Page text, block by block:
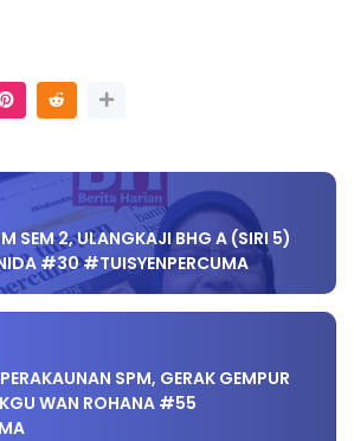
SEM 2, ULANGKAJI BHG A (SIRI 5)
#30 #TUISYENPERCUMA
SPM, GERAK GEMPUR
WAN ROHANA #55